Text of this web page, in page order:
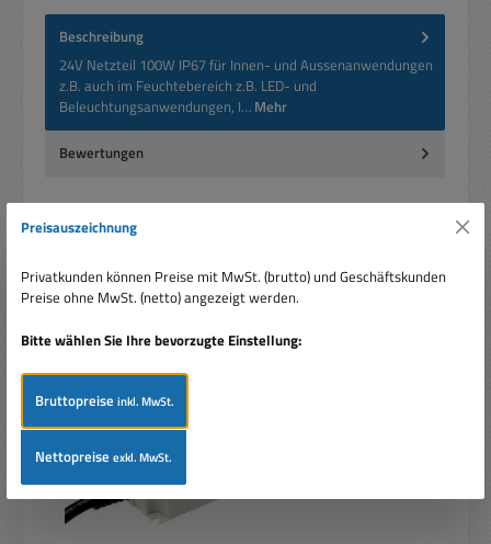
Beschreibung
24V Netzteil 100W IP67 für Innen- und Aussenanwendungen
z.B. auch im Feuchtebereich z.B. LED- und
Beleuchtungsanwendungen, I… Mehr
Bewertungen
Produktgalerie überspringen
Ähnliche Artikel
%Rabatt
Tipp
Preisauszeichnung
Privatkunden können Preise mit MwSt. (brutto) und Geschäftskunden
Preise ohne MwSt. (netto) angezeigt werden.
Bitte wählen Sie Ihre bevorzugte Einstellung:
Bruttopreiseinkl. MwSt.
Nettopreiseexkl. MwSt.